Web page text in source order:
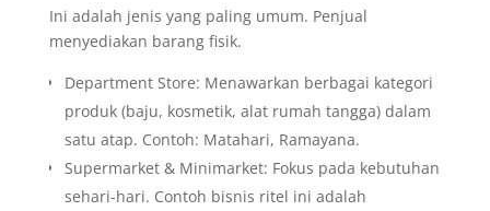
Ini adalah jenis yang paling umum. Penjual
menyediakan barang fisik.
Department Store: Menawarkan berbagai kategori
produk (baju, kosmetik, alat rumah tangga) dalam
satu atap. Contoh: Matahari, Ramayana.
Supermarket & Minimarket: Fokus pada kebutuhan
sehari-hari. Contoh bisnis ritel ini adalah